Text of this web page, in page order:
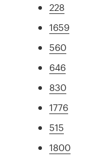
228
1659
560
646
830
1776
515
1800